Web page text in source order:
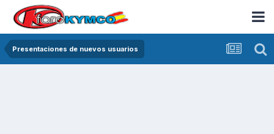
Presentaciones de nuevos usuarios